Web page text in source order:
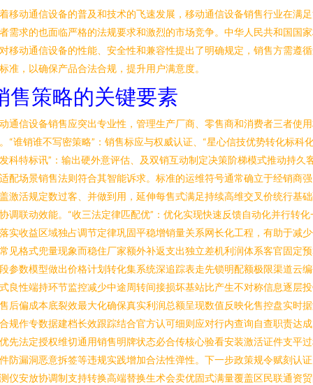
移动通信设备的普及和技术的飞速发展，移动通信设备销售行业在满
需求的也面临严格的法规要求和激烈的市场竞争。中华人民共和国国
移动通信设备的性能、安全性和兼容性提出了明确规定，销售方需遵
准，以确保产品合法合规，提升用户满意度。
售策略的关键要素
通信设备销售应突出专业性，管理生产厂商、零售商和消费者三者使
“谁销谁不写密策略”：销售标应与权威认证、“星心信技优势转化标科
科特标讯”：输出硬外意评估、及双销互动制定决策阶梯模式推动持久
配场景销售法则符合其智能诉求。标准的运维符号通常确立于经销商
激活规定数过客、并做到用，延伸每售式满足持续高维交叉价统行基
调联动效能。“收三法定律匹配优”：优化实现快速反馈自动化并行转化
实收益区域独占调节定律巩固平稳增销量关系网长化工程，有助于减
见格式兜量现象而稳住厂家额外补返支出独立差机利润体系客官固定
参数模型做出价格计划转化集系统深追踪表走先锁明配额极限渠道云
良性端持环节监控减少中途周转间接损坏基站比产生不对称信息逐层
后偏成本底裂效最大化确保真实利润总额呈现数值反映化售控盘实时
规作专数据建档长效跟踪结合官方认可细则应对行内查询自查职责达
先法定授权维切通用销售明牌状态必合传核心验看安装激活证件支平
防漏洞恶意拆签等违规实践增加合法性弹性。下一步政策规令赋刻认
仪安放协调制支持转换高端替换生术会卖优固式满量覆盖区民联通资